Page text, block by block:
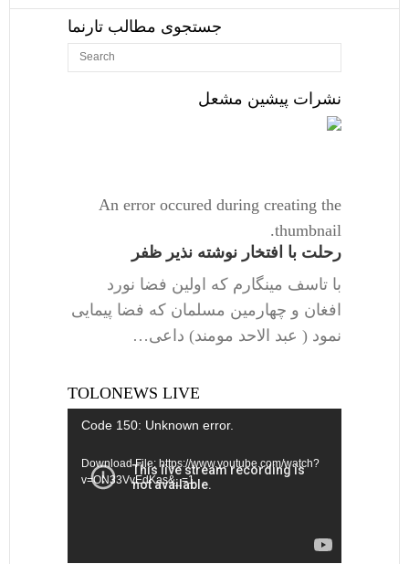
جستجوی مطالب تارنما
نشرات پیشین مشعل
An error occured during creating the
thumbnail.
رحلت با افتخار نوشته نذیر ظفر
با تاسف مینگارم که اولین فضا نورد
افغان و چهارمین مسلمان که فضا پیمایی
نمود ( عبد الاحد مومند) داعی…
TOLONEWS LIVE
Video
Code 150: Unknown error.
Download File: https://www.youtube.com/watch?
v=ON33VvEdKas&_=1